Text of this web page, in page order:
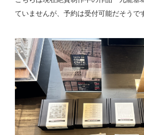
ていませんが、予約は受付可能だそうで